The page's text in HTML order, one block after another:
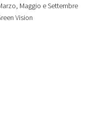
Maggio e Settembre
Vision